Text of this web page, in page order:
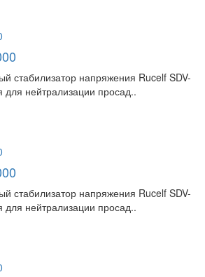
стабилизатор напряжения Rucelf SDV-
нейтрализации просад..
стабилизатор напряжения Rucelf SDV-
нейтрализации просад..